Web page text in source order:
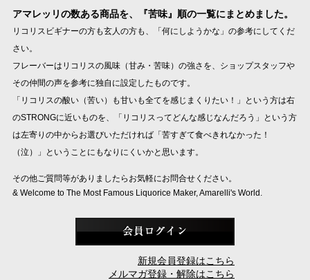
アマレッリの数ある商品を、『苦味』順の一覧にまとめました。
リコリスビギナーの方も玄人の方も、「何にしようかな」の参考にしてくだ
さい。
フレーバーはリコリスの風味（甘み・苦味）の強さを、ショップスタッフや
その仲間の声を参考に独自に設定したものです。
「リコリスの酸い（苦い）も甘いも全てを感じまくりたい！」という方は右
のSTRONGに近いものを、「リコリスってどんな感じなんだろう」という方
は左寄りの中からお選びいただければ「苦すぎて食べきれなかった！
（泣）」ということにもなりにくいかと思います。
その他ご質問等がありましたらお気軽にお問合せください。
& Welcome to The Most Famous Liquorice Maker, Amarelli's World.
新規会員登録はこちら
メルマガ登録・解除はこちら